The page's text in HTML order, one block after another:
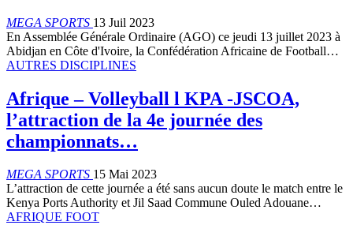
MEGA SPORTS 13 Juil 2023
En Assemblée Générale Ordinaire (AGO) ce jeudi 13 juillet 2023 à
Abidjan en Côte d'Ivoire, la Confédération Africaine de Football…
AUTRES DISCIPLINES
Afrique – Volleyball l KPA -JSCOA,
l’attraction de la 4e journée des
championnats…
MEGA SPORTS 15 Mai 2023
L’attraction de cette journée a été sans aucun doute le match entre le
Kenya Ports Authority et Jil Saad Commune Ouled Adouane…
AFRIQUE FOOT